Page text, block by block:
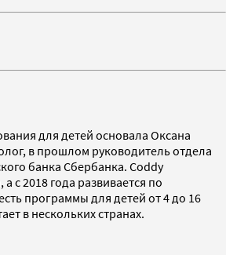
для детей основала Оксана
в прошлом руководитель отдела
банка Сбербанка. Coddy
а с 2018 года развивается по
программы для детей от 4 до 16
в нескольких странах.